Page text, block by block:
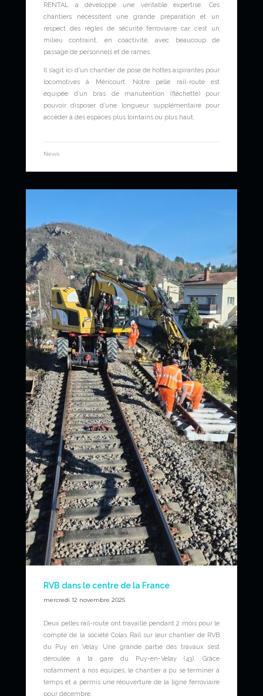
RENTAL a développé une véritable expertise. Ces
chantiers nécessitent une grande préparation et un
respect des règles de sécurité ferroviaire car c’est un
milieu contraint, en coactivité, avec beaucoup de
passage de personnels et de rames.
Il s’agit ici d’un chantier de pose de hottes aspirantes pour
locomotives à Méricourt. Notre pelle rail-route est
équipée d’un bras de manutention (fléchette) pour
pouvoir disposer d’une longueur supplémentaire pour
accéder à des espaces plus lointains ou plus haut.
News
RVB dans le centre de la France
mercredi 12 novembre 2025
Deux pelles rail-route ont travaillé pendant 2 mois pour le
compte de la société Colas Rail sur leur chantier de RVB
du Puy en Velay. Une grande partie des travaux s’est
déroulée à la gare du Puy-en-Velay (43). Grâce
notamment à nos équipes, le chantier a pu se terminer à
temps et a permis une réouverture de la ligne ferroviaire
pour décembre.